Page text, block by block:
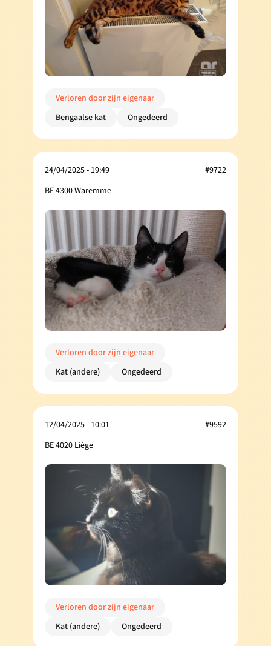
Verloren door zijn eigenaar
Bengaalse kat
Ongedeerd
24/04/2025 - 19:49
BE 4300 Waremme
#9722
Verloren door zijn eigenaar
Kat (andere)
Ongedeerd
12/04/2025 - 10:01
BE 4020 Liège
#9592
Verloren door zijn eigenaar
Kat (andere)
Ongedeerd